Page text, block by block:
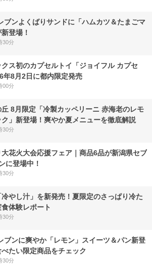
ブンよくばりサンドに「ハムカツ＆たまごマ
登場！
30分
クス初のカプセルトイ「ジョイフル カプセ
年8月2日に都内限定発売
00分
8月限定「冷製カッペリーニ 赤海老のレモ
ク」新登場！爽やか夏メニューを徹底解説
30分
花火大会応援フェア｜商品6品が新潟県セブ
に登場中！
30分
やし汁」を新発売！夏限定のさっぱり冷た
体験レポート
30分
ブンに爽やか「レモン」スイーツ＆パン新登
たい限定商品をチェック
30分